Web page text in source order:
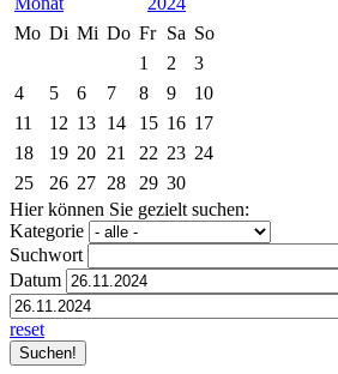
Mo Di Mi Do Fr Sa So
1
2
3
4
5 6 7 8 9
10
11
12 13 14 15 16 17
18
19 20 21 22 23 24
25
26 27 28 29 30
Hier können Sie gezielt suchen:
Kategorie
Suchwort
Datum
reset